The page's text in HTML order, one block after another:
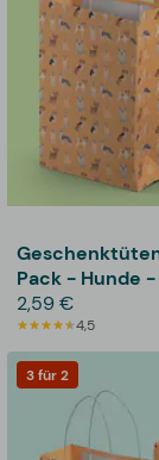
Pack - Hunde
2,59 €
4,5
3 für 2